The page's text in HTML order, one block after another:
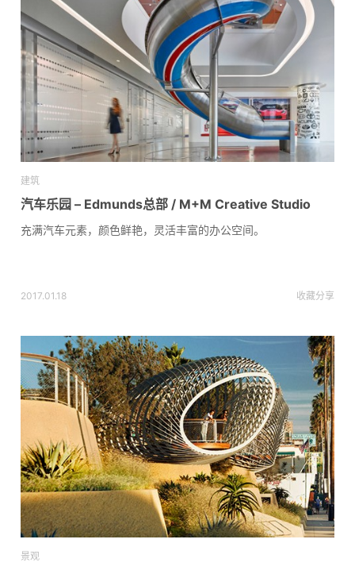
建筑
汽车乐园 – Edmunds总部 / M+M Creative Studio
充满汽车元素，颜色鲜艳，灵活丰富的办公空间。
2017.01.18 收藏分享
景观